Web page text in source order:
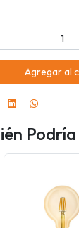
Agregar al